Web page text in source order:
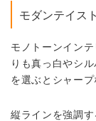
モダンテイスト
モノトーンイン
りも真っ白やシ
を選ぶとシャープ
縦ラインを強調